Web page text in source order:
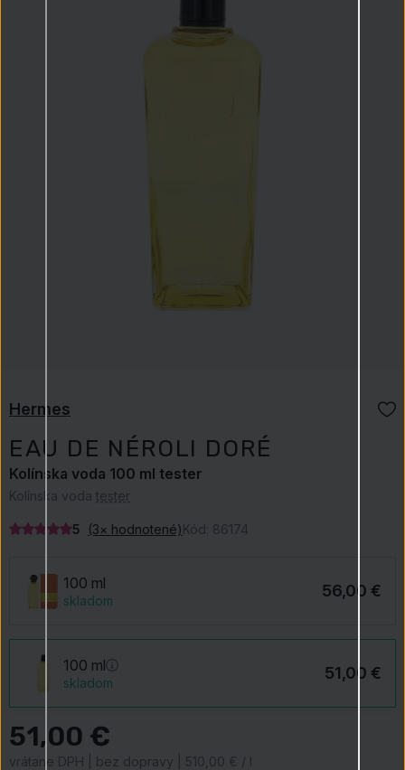
Hermes
EAU DE NÉROLI DORÉ
Kolínska voda 100 ml tester
Kolínska voda tester
5 (3× hodnotené)Kód: 86174
100 ml
skladom 56,00 €
100 ml
skladom 51,00 €
51,00 €
vrátane DPH | bez dopravy | 510,00 € / l